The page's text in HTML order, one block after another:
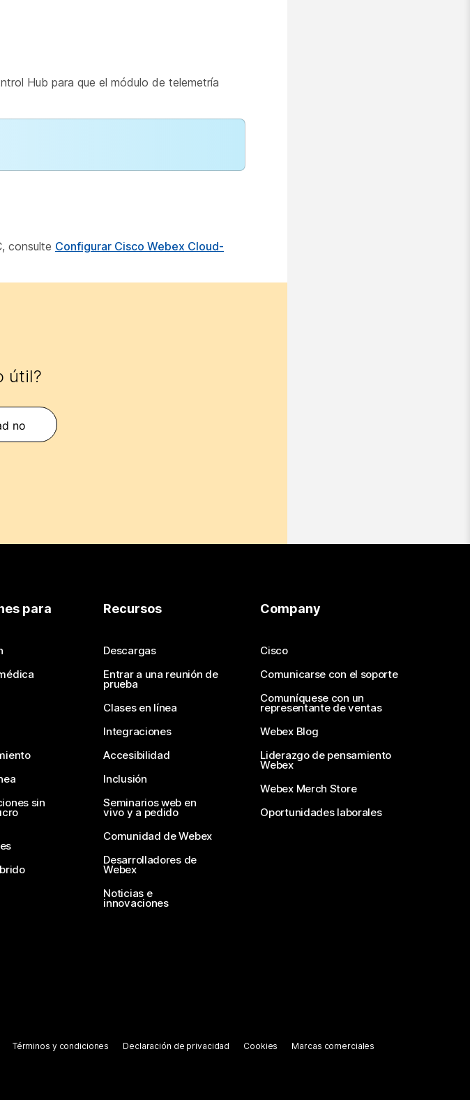
Hub para que el módulo de telemetría
consulte Configurar Cisco Webex Cloud-
útil?
no
para
sin
Recursos
Descargas
Entrar a una reunión de
prueba
Clases en línea
Integraciones
Accesibilidad
Inclusión
Seminarios web en
vivo y a pedido
Comunidad de Webex
Desarrolladores de
Webex
Noticias e
innovaciones
Company
Cisco
Comunicarse con el soporte
Comuníquese con un
representante de ventas
Webex Blog
Liderazgo de pensamiento
Webex
Webex Merch Store
Oportunidades laborales
Términos y condiciones Declaración de privacidad Cookies Marcas comerciales